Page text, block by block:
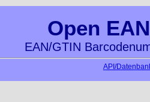
Open
EAN/GTIN
API/